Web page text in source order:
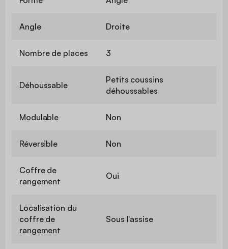
Angle Droite
Nombre de places 3
Déhoussable
Petits coussins
déhoussables
Modulable Non
Réversible Non
Coffre de
rangement
Oui
Localisation du
coffre de
rangement
Sous l'assise